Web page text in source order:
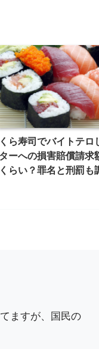
くら寿司でバイトテロ
ターへの損害賠償請求
くらい？罪名と刑罰も
ますが、国民の